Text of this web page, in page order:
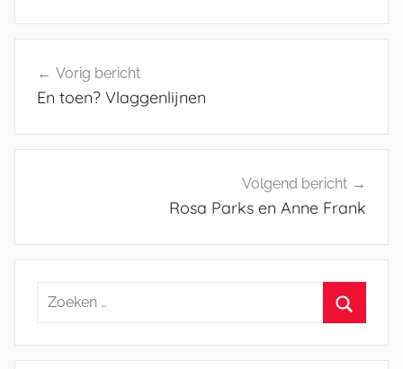
navigatie
Vorig bericht
En toen? Vlaggenlijnen
Volgend bericht
Rosa Parks en Anne Frank
Zoeken